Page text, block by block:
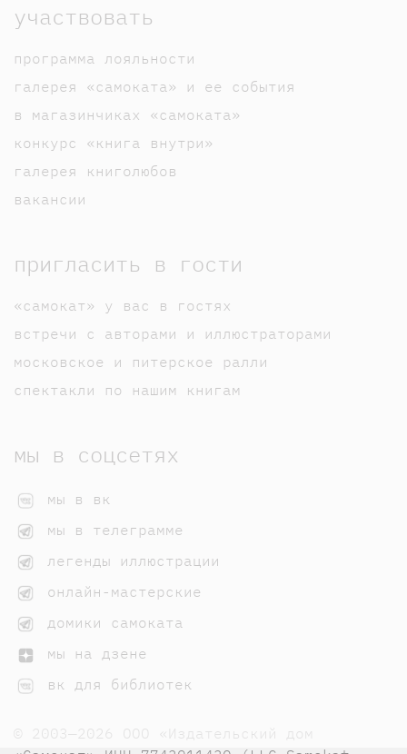
участвовать
программа лояльности
галерея «самоката» и ее события
в магазинчиках «самоката»
конкурс «книга внутри»
галерея книголюбов
вакансии
пригласить в гости
«самокат» у вас в гостях
встречи с авторами и иллюстраторами
московское и питерское ралли
спектакли по нашим книгам
мы в соцсетях
мы в вк
мы в телеграмме
легенды иллюстрации
онлайн-мастерские
домики самоката
мы на дзене
вк для библиотек
© 2003—2026 ООО «Издательский дом